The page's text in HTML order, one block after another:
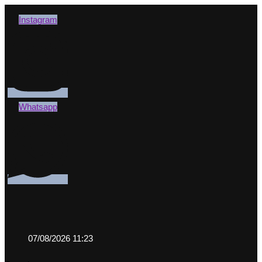
Instagram
Whatsapp
07/08/2026 11:23